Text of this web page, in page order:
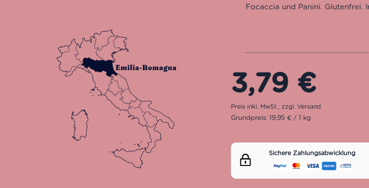
Focaccia und Panini. Glutenfrei.
3,79 €
Grundpreis: 19,95 € / 1 kg
Sichere Zahlungsabwicklung